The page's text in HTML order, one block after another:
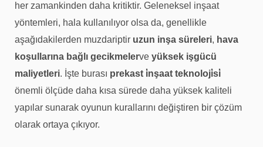
her zamankinden daha kritiktir. Geleneksel inşaat
yöntemleri, hala kullanılıyor olsa da, genellikle
aşağıdakilerden muzdariptir uzun inşa süreleri, hava
koşullarına bağlı gecikmelerve yüksek işgücü
maliyetleri. İşte burası prekast i̇nşaat teknoloji̇si̇
önemli ölçüde daha kısa sürede daha yüksek kaliteli
yapılar sunarak oyunun kurallarını değiştiren bir çözüm
olarak ortaya çıkıyor.